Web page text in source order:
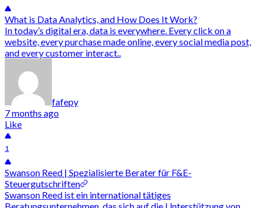
What is Data Analytics, and How Does It Work?
In today’s digital era, data is everywhere. Every click on a
website, every purchase made online, every social media post,
and every customer interact..
fafepy
7 months ago
Like
1
Swanson Reed | Spezialisierte Berater für F&E-
Steuergutschriften
Swanson Reed ist ein international tätiges